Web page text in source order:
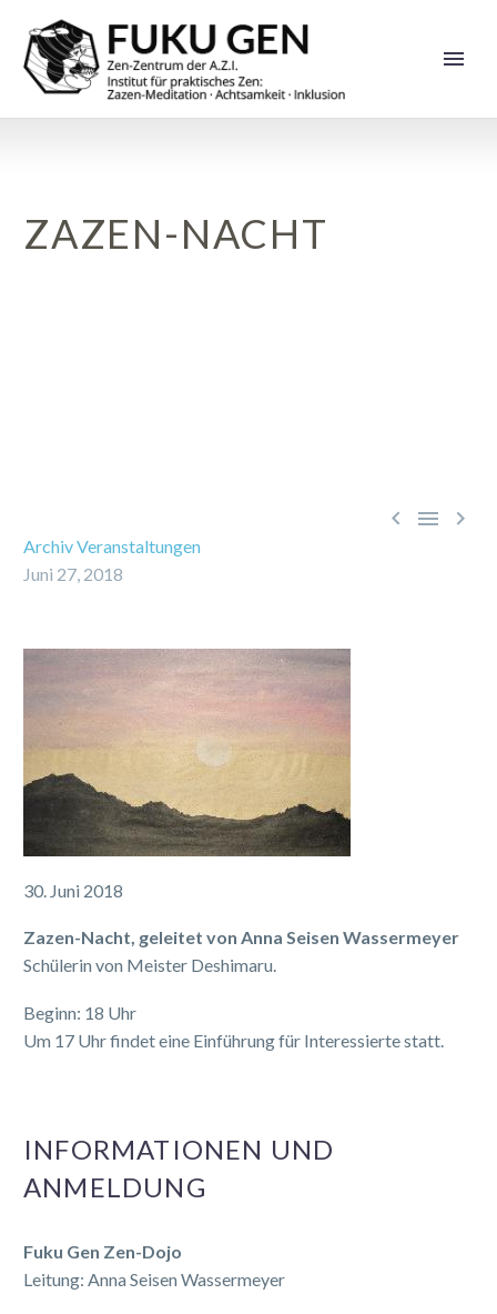
ZAZEN-NACHT
  
Archiv Veranstaltungen
Juni 27, 2018
30. Juni 2018
Zazen-Nacht, geleitet von Anna Seisen Wassermeyer
Schülerin von Meister Deshimaru.
Beginn: 18 Uhr
Um 17 Uhr findet eine Einführung für Interessierte statt.
INFORMATIONEN UND
ANMELDUNG
Fuku Gen Zen-Dojo
Leitung: Anna Seisen Wassermeyer